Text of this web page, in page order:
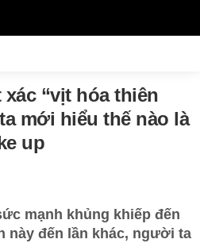
“vịt hóa thiên
mới hiểu thế nào là
up
mạnh khủng khiếp đến
này đến lần khác, người ta